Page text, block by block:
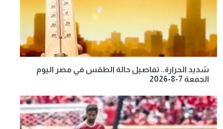
شديد الحرارة.. تفاصيل حالة الطقس في مصر اليوم
الجمعة 7-8-2026